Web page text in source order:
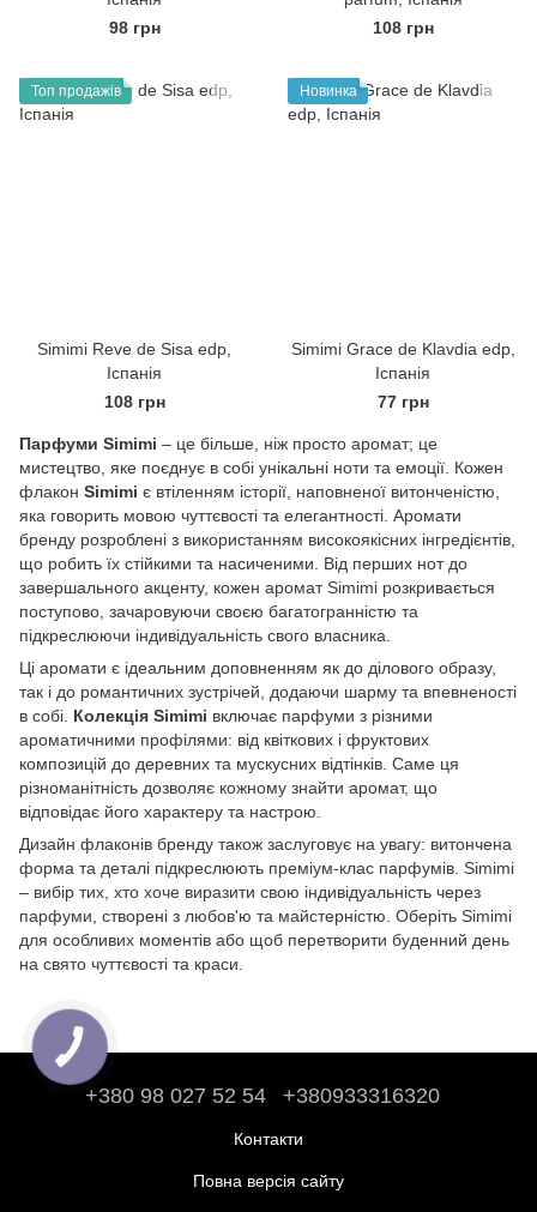
98 грн
108 грн
Топ продажів
Simimi Reve de Sisa edp,
Іспанія
108 грн
Новинка
Simimi Grace de Klavdia edp,
Іспанія
77 грн
Парфуми Simimi – це більше, ніж просто аромат; це
мистецтво, яке поєднує в собі унікальні ноти та емоції. Кожен
флакон Simimi є втіленням історії, наповненої витонченістю,
яка говорить мовою чуттєвості та елегантності. Аромати
бренду розроблені з використанням високоякісних інгредієнтів,
що робить їх стійкими та насиченими. Від перших нот до
завершального акценту, кожен аромат Simimi розкривається
поступово, зачаровуючи своєю багатогранністю та
підкреслюючи індивідуальність свого власника.
Ці аромати є ідеальним доповненням як до ділового образу,
так і до романтичних зустрічей, додаючи шарму та впевненості
в собі. Колекція Simimi включає парфуми з різними
ароматичними профілями: від квіткових і фруктових
композицій до деревних та мускусних відтінків. Саме ця
різноманітність дозволяє кожному знайти аромат, що
відповідає його характеру та настрою.
Дизайн флаконів бренду також заслуговує на увагу: витончена
форма та деталі підкреслюють преміум-клас парфумів. Simimi
– вибір тих, хто хоче виразити свою індивідуальність через
парфуми, створені з любов'ю та майстерністю. Оберіть Simimi
для особливих моментів або щоб перетворити буденний день
на свято чуттєвості та краси.
+380 98 027 52 54 +380933316320
Контакти
Повна версія сайту